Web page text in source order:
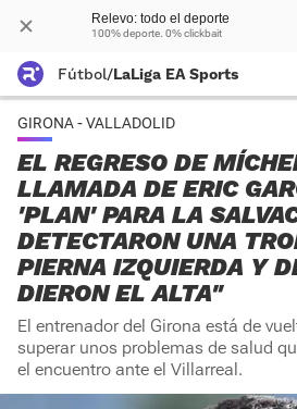
Relevo: todo el deporte
100% deporte. 0% clickbait
Fútbol/LaLiga EA Sports
GIRONA - VALLADOLID
EL REGRESO DE
LLAMADA DE ERIC
'PLAN' PARA LA
DETECTARON UNA
PIERNA IZQUIERDA Y
DIERON EL ALTA"
El entrenador del Girona está de
superar unos problemas de salud
el encuentro ante el Villarreal.